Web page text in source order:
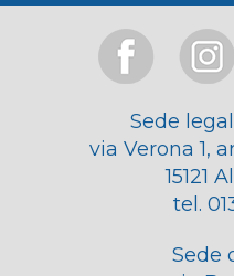
Sede
via Verona 1,
15121
tel.
Sede